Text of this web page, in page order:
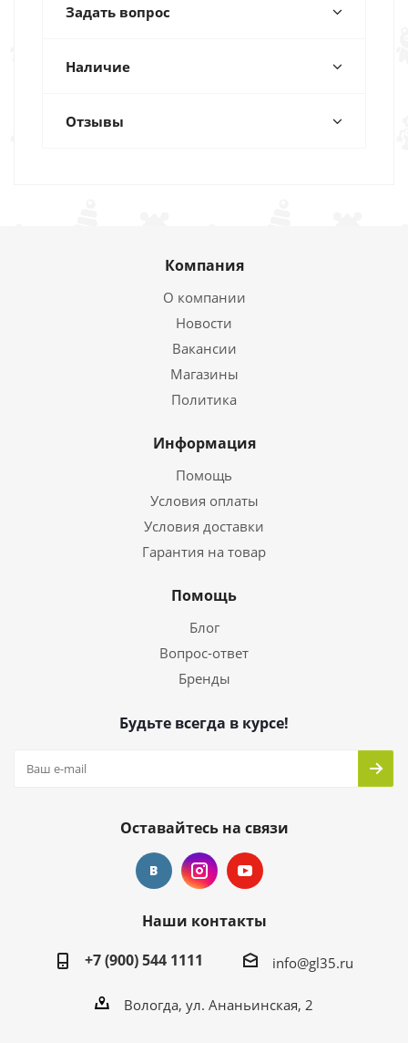
Задать вопрос
Наличие
Отзывы
Компания
О компании
Новости
Вакансии
Магазины
Политика
Информация
Помощь
Условия оплаты
Условия доставки
Гарантия на товар
Помощь
Блог
Вопрос-ответ
Бренды
Будьте всегда в курсе!
Оставайтесь на связи
Наши контакты
+7 (900) 544 1111
info@gl35.ru
Вологда, ул. Ананьинская, 2